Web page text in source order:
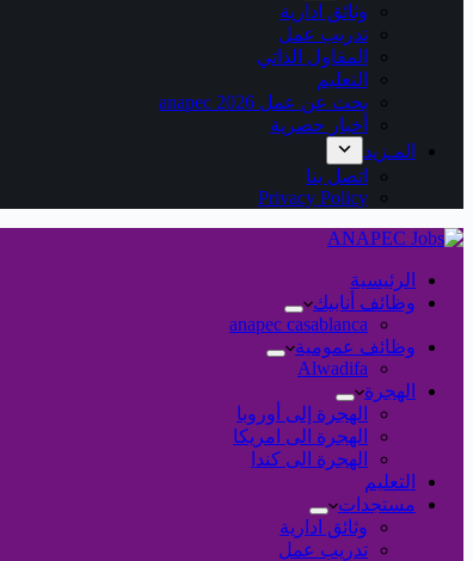
وثائق ادارية
تدريب عمل
المقاول الذاتي
التعليم
بحث عن عمل 2026 anapec
أخبار حصرية
المـزيد
اتصل بنا
Privacy Policy
الرئيسية
وظائف أنابيك
anapec casablanca
وظائف عمومية
Alwadifa
الهجرة
الهجرة إلى أوروبا
الهجرة الى امريكا
الهجرة الى كندا
التعليم
مستجدات
وثائق ادارية
تدريب عمل